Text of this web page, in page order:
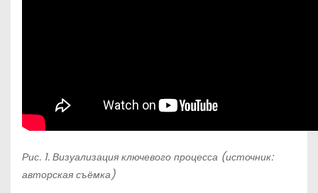
Рис. 1. Визуализация ключевого процесса (источник:
авторская съёмка)